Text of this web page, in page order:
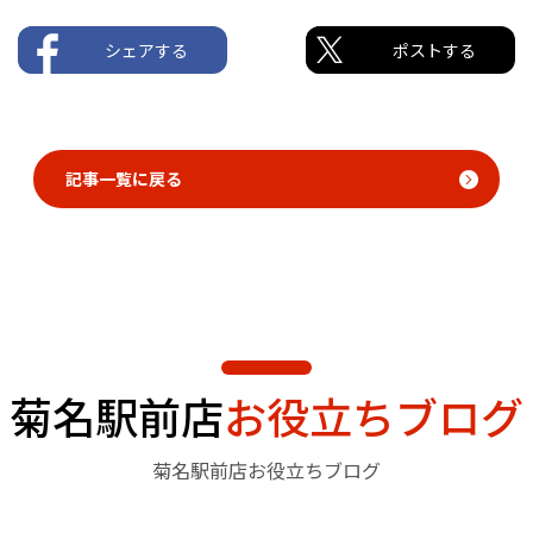
シェアする ポストする
記事一覧に戻る
菊名駅前店お役立ちブログ
菊名駅前店お役立ちブログ